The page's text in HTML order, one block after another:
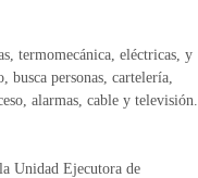
termomecánica, eléctricas, y
busca personas, cartelería,
alarmas, cable y televisión.
Unidad Ejecutora de